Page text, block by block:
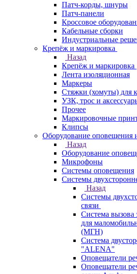
Патч-корды, шнуры
Патч-панели
Кроссовое
Кабельные сборки
Индустриальные
Крепёж и маркировка
Назад
Крепёж и маркировка
Лента изоляционная
Маркеры
Стяжки (хомуты) для
УЗК, трос и
Прочее
Маркировочные
Клипсы
Оборудование оповещения
Назад
Оборудование
Микрофоны
Системы оповещения
Системы
Назад
Системы
связи
Система
для
(МГН)
Система
"ALENA"
Оповещатели
Оповещатели